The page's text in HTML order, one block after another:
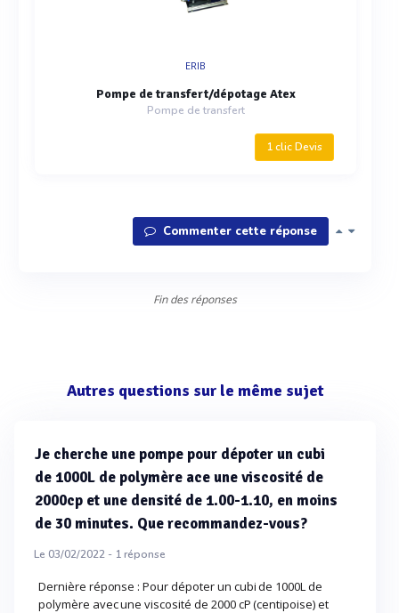
ERIB
Pompe de transfert/dépotage Atex
Pompe de transfert
1 clic Devis
Commenter cette réponse
Fin des réponses
Autres questions sur le même sujet
Je cherche une pompe pour dépoter un cubi
de 1000L de polymère ace une viscosité de
2000cp et une densité de 1.00-1.10, en moins
de 30 minutes. Que recommandez-vous?
Le 03/02/2022 - 1réponse
Dernière réponse : Pour dépoter un cubi de 1000L de
polymère avec une viscosité de 2000 cP (centipoise) et